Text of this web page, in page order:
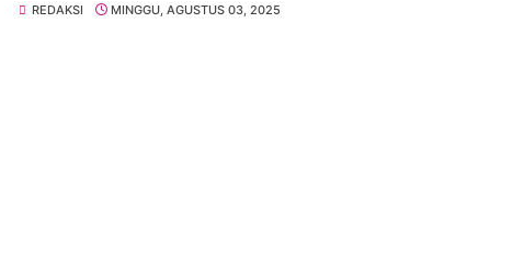
REDAKSI MINGGU, AGUSTUS 03, 2025